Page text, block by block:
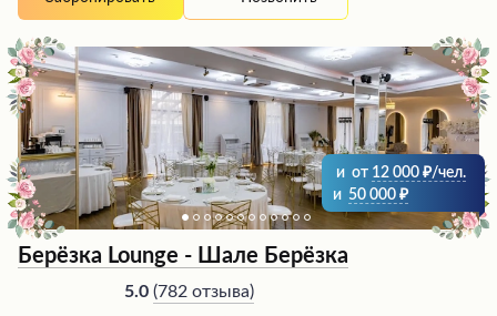
Кроме того, посетители по достоинству оценят
автомобилистов.
и от 12 000
/чел.
и 50 000
Берёзка Lounge - Шале Берёзка
5.0 (782 отзыва)